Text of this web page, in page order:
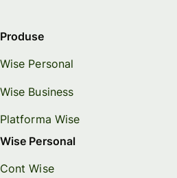
Produse
Wise Personal
Wise Business
Platforma Wise
Wise Personal
Cont Wise